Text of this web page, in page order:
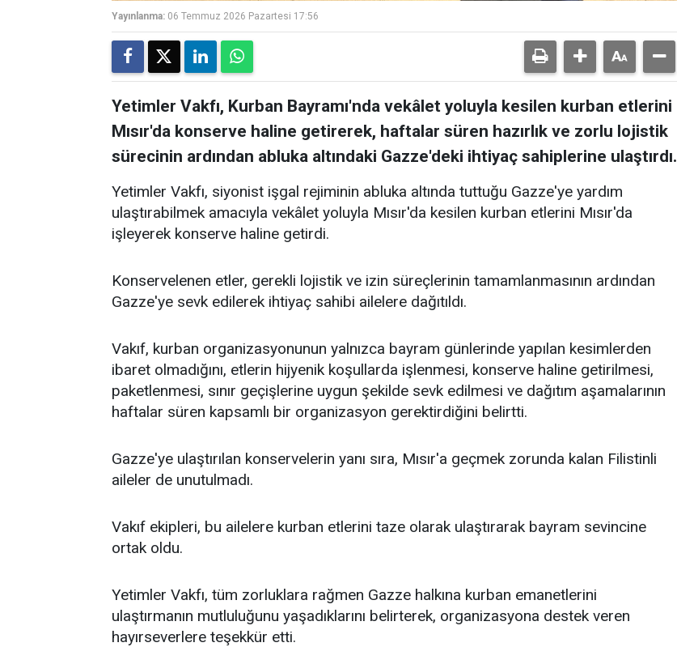
Yayınlanma: 06 Temmuz 2026 Pazartesi 17:56
Yetimler Vakfı, Kurban Bayramı'nda vekâlet yoluyla kesilen kurban etlerini
Mısır'da konserve haline getirerek, haftalar süren hazırlık ve zorlu lojistik
sürecinin ardından abluka altındaki Gazze'deki ihtiyaç sahiplerine ulaştırdı.
Yetimler Vakfı, siyonist işgal rejiminin abluka altında tuttuğu Gazze'ye yardım
ulaştırabilmek amacıyla vekâlet yoluyla Mısır'da kesilen kurban etlerini Mısır'da
işleyerek konserve haline getirdi.
Konservelenen etler, gerekli lojistik ve izin süreçlerinin tamamlanmasının ardından
Gazze'ye sevk edilerek ihtiyaç sahibi ailelere dağıtıldı.
Vakıf, kurban organizasyonunun yalnızca bayram günlerinde yapılan kesimlerden
ibaret olmadığını, etlerin hijyenik koşullarda işlenmesi, konserve haline getirilmesi,
paketlenmesi, sınır geçişlerine uygun şekilde sevk edilmesi ve dağıtım aşamalarının
haftalar süren kapsamlı bir organizasyon gerektirdiğini belirtti.
Gazze'ye ulaştırılan konservelerin yanı sıra, Mısır'a geçmek zorunda kalan Filistinli
aileler de unutulmadı.
Vakıf ekipleri, bu ailelere kurban etlerini taze olarak ulaştırarak bayram sevincine
ortak oldu.
Yetimler Vakfı, tüm zorluklara rağmen Gazze halkına kurban emanetlerini
ulaştırmanın mutluluğunu yaşadıklarını belirterek, organizasyona destek veren
hayırseverlere teşekkür etti.